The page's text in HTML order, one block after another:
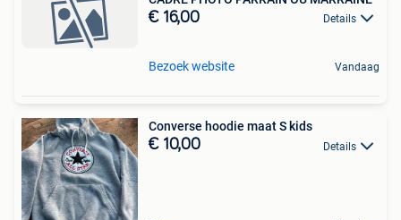
€ 16,00 Details
Bezoek website Vandaag
Converse hoodie maat S kids
€ 10,00 Details